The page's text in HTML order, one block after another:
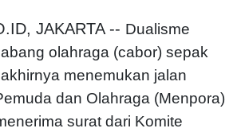
JAKARTA -- Dualisme
olahraga (cabor) sepak
menemukan jalan
dan Olahraga (Menpora)
surat dari Komite